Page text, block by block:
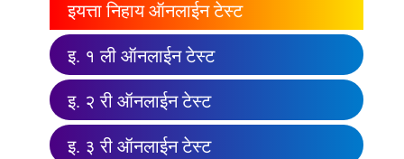
इयत्ता निहाय ऑनलाईन टेस्ट
इ. १ ली ऑनलाईन टेस्ट
इ. २ री ऑनलाईन टेस्ट
इ. ३ री ऑनलाईन टेस्ट